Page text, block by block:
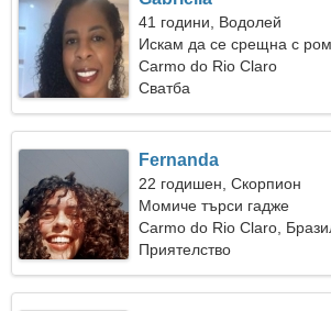
41 години, Водолей
Искам да се срещна с
Carmo do Rio Claro
Сватба
Fernanda
22 годишен, Скорпион
Момиче търси гадже
Carmo do Rio Claro,
Приятелство